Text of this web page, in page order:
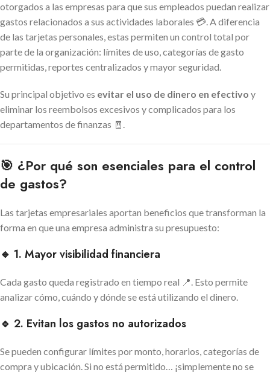
otorgados a las empresas para que sus empleados puedan realizar
gastos relacionados a sus actividades laborales 💳. A diferencia
de las tarjetas personales, estas permiten un control total por
parte de la organización: límites de uso, categorías de gasto
permitidas, reportes centralizados y mayor seguridad.
Su principal objetivo es evitar el uso de dinero en efectivo y
eliminar los reembolsos excesivos y complicados para los
departamentos de finanzas 🧾.
🎯 ¿Por qué son esenciales para el control
de gastos?
Las tarjetas empresariales aportan beneficios que transforman la
forma en que una empresa administra su presupuesto:
🔹 1. Mayor visibilidad financiera
Cada gasto queda registrado en tiempo real 📍. Esto permite
analizar cómo, cuándo y dónde se está utilizando el dinero.
🔹 2. Evitan los gastos no autorizados
Se pueden configurar límites por monto, horarios, categorías de
compra y ubicación. Si no está permitido… ¡simplemente no se